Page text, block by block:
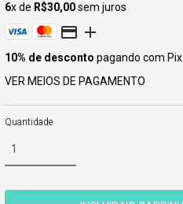
6x de R$30,00sem juros
10% de desconto pagando com Pix
VER MEIOS DE PAGAMENTO
Quantidade